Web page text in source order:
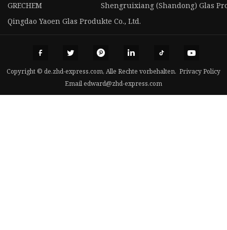
GRECHEM
Shengruixiang (Shandong) Glas
Qingdao Yaoen Glas Produkte Co., Ltd.
Copyright © de.zhd-express.com, Alle Rechte vorbehalten. Privacy Policy
Emailedward@zhd-express.com